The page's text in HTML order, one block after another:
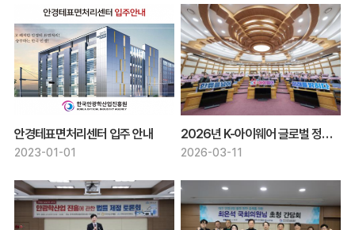
안경테표면처리센터 입주 안내
2023-01-01
2026년 K-아이웨어 글로벌 정책협의회 발대식
2026-03-11